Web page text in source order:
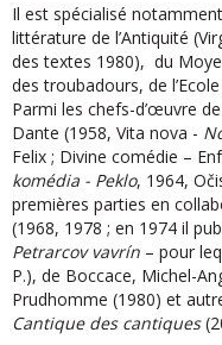
Il est spécialisé
littérature de l’Antiquité
des textes 1980), du
des troubadours, de
Parmi les chefs-d’œuvre
Dante (1958, Vita nova -
Felix ; Divine comédie –
komédia - Peklo, 1964,
premières parties en
(1968, 1978 ; en 1974 il
Petrarcov vavrín – pour
P.), de Boccace, Michel-
Prudhomme (1980) et
Cantique des cantiques